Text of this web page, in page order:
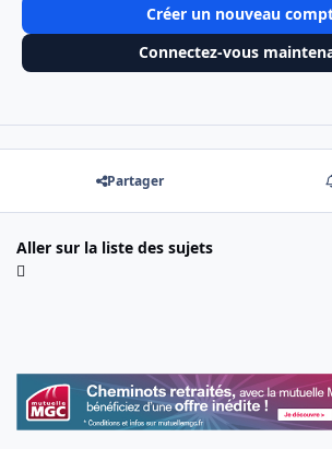
Créer un nouveau
Connectez-vous
Partager
Aller sur la liste des sujets